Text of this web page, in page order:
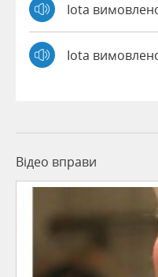
Iota
Iota
Відео вправи